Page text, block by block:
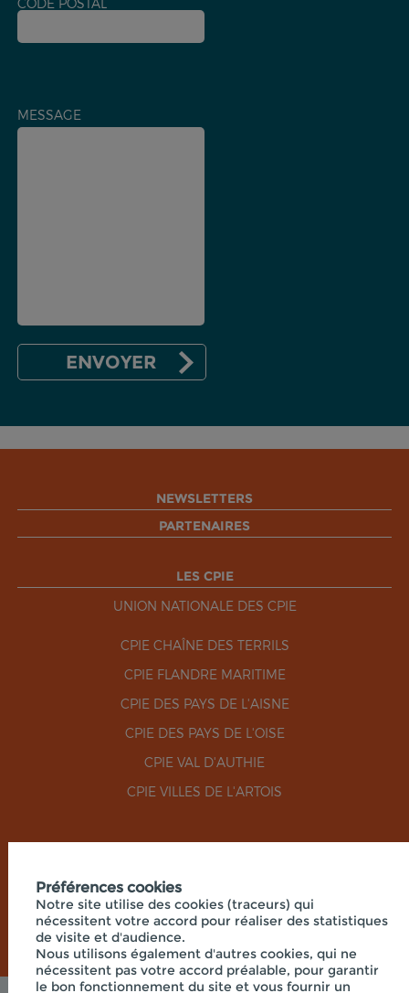
CODE POSTAL
MESSAGE
NEWSLETTERS
PARTENAIRES
LES CPIE
UNION NATIONALE DES CPIE
CPIE CHAÎNE DES TERRILS
CPIE FLANDRE MARITIME
CPIE DES PAYS DE L'AISNE
CPIE DES PAYS DE L'OISE
CPIE VAL D'AUTHIE
CPIE VILLES DE L'ARTOIS
Préférences cookies
Notre site utilise des cookies (traceurs) qui
nécessitent votre accord pour réaliser des statistiques
de visite et d'audience.
Nous utilisons également d'autres cookies, qui ne
nécessitent pas votre accord préalable, pour garantir
le bon fonctionnement du site et vous fournir un